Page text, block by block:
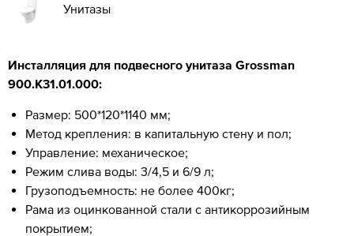
Унитазы
Инсталляция для подвесного унитаза Grossman
900.K31.01.000:
Размер: 500*120*1140 мм;
Метод крепления: в капитальную стену и пол;
Управление: механическое;
Режим слива воды: 3/4,5 и 6/9 л;
Грузоподъемность: не более 400кг;
Рама из оцинкованной стали с антикоррозийным
покрытием;